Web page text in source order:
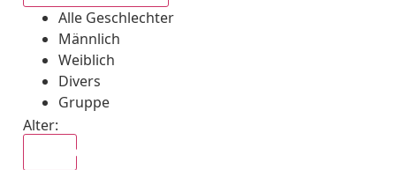
Alle Geschlechter
Männlich
Weiblich
Divers
Gruppe
Alter: